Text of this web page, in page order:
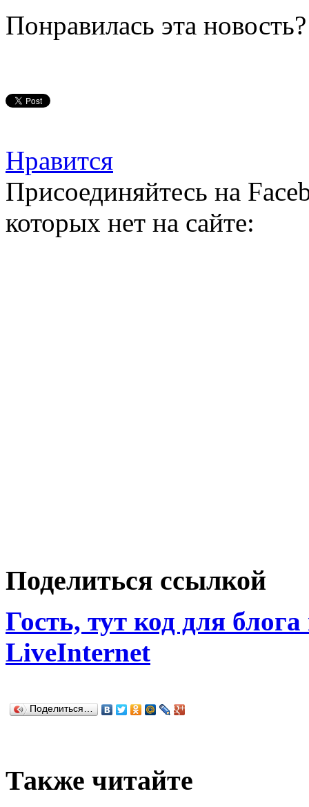
Понравилась эта
Нравится
Присоединяйтесь на
которых нет на сайте:
Поделиться ссылкой
Гость, тут код для
LiveInternet
Поделиться…
Также читайте